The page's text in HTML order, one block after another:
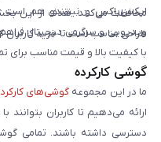
محافظت می‌کنند. هدف از این بخش
طراحی مناسب است تا خرید
ایکس‌باکس و نینتندو هم است.
ویدیویی و سرگرمی دیجیتال
با کیفیت بالا و قیمت مناسب برای
گوشی کارکرده
ما در این مجموعه گوشی‌های
ارائه می‌دهیم تا کاربران
دسترسی داشته باشند. تمامی